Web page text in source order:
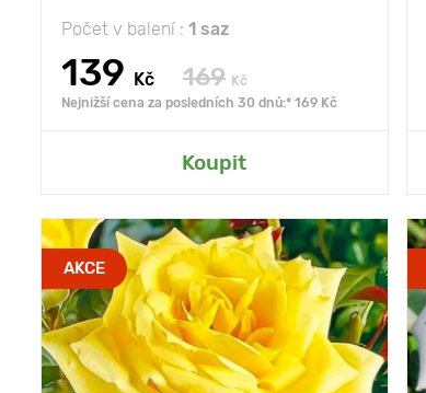
Počet v balení : 1 saz
139 Kč 169 Kč
Nejnižší cena za posledních 30 dnů:* 169 Kč
Koupit
Přidat do mé zahrady
AKCE
Vlastnosti
sytě žluté nádherné
květiny
Výška rostliny 80 - 100 cm
Vzdálenost mezi
rostlinami
50 - 100 cm